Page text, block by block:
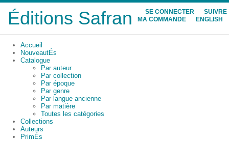
Éditions Safran SE CONNECTER
SUIVRE
MA COMMANDE
ENGLISH
Accueil
NouveautÉs
Catalogue
Par auteur
Par collection
Par époque
Par genre
Par langue ancienne
Par matière
Toutes les catégories
Collections
Auteurs
PrimÉs